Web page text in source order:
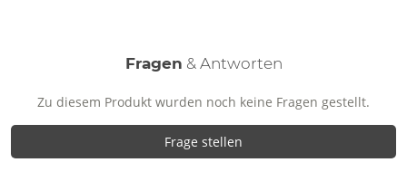
Fragen & Antworten
Zu diesem Produkt wurden noch keine Fragen gestellt.
Frage stellen